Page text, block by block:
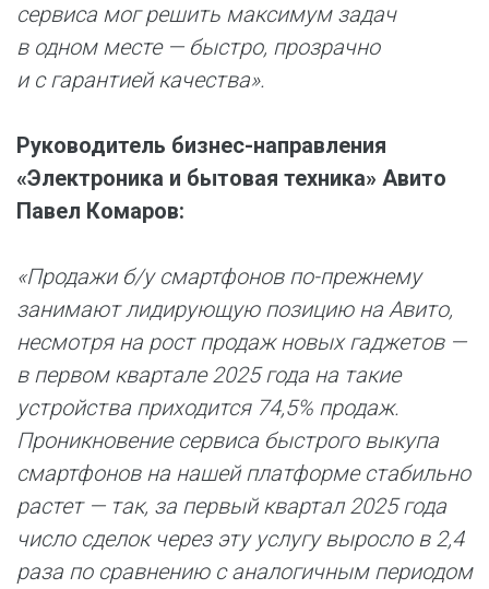
сервиса мог решить максимум задач
в одном месте — быстро, прозрачно
и с гарантией качества».
Руководитель бизнес-направления
«Электроника и бытовая техника» Авито
Павел Комаров:
«Продажи б/у смартфонов по-прежнему
занимают лидирующую позицию на Авито,
несмотря на рост продаж новых гаджетов —
в первом квартале 2025 года на такие
устройства приходится 74,5% продаж.
Проникновение сервиса быстрого выкупа
смартфонов на нашей платформе стабильно
растет — так, за первый квартал 2025 года
число сделок через эту услугу выросло в 2,4
раза по сравнению с аналогичным периодом